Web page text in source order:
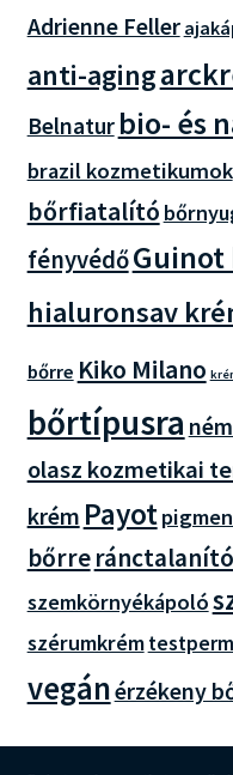
Adrienne Feller
anti-aging
Belnatur bio- és
brazil kozmetikumok
bőrfiatalító
fényvédőGuinot
hialuronsav
bőrre Kiko Milano
bőrtípusra
olasz kozmetikai
krém Payot
bőrreránctalanító
szemkörnyékápoló
szérumkrém
vegánérzékeny